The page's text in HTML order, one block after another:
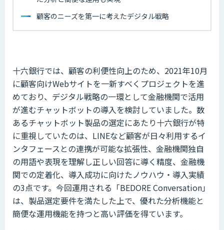
顧客のニーズを第一に考えたデジタル戦略
十六銀行では、顧客の利便性向上のため、2021年10月
に顧客向けWebサイトを一新すべくプロジェクトを進
めており、デジタル戦略の一環として金融機関で活用
が進むチャットボットの導入を検討していました。数
あるチャットボット製品の選定にあたり十六銀行が特
に重視していたのは、LINEなど顧客が日々利用するイ
ンタフェースとの連携が可能な拡張性、金融機関独自
の用語や表現を理解し正しい回答に導く精度、金融機
関での定着化、導入成功に向けたノウハウ・導入実績
の3点です。今回運用される「BEDORE Conversation」
は、製品選定要件を満たした上で、優れた分析機能と
簡便な運用機能を持つと高い評価を得ています。